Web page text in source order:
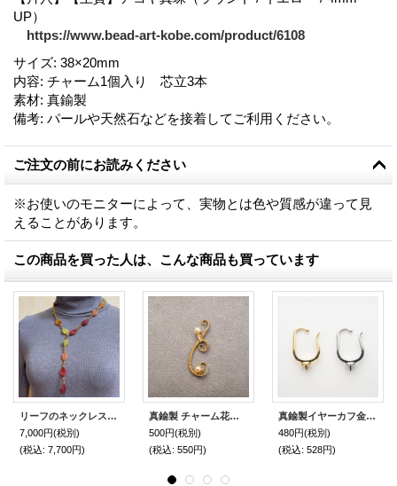
UP）
https://www.bead-art-kobe.com/product/6108
サイズ: 38×20mm
内容: チャーム1個入り 芯立3本
素材: 真鍮製
備考: パールや天然石などを接着してご利用ください。
ご注文の前にお読みください
※お使いのモニターによって、実物とは色や質感が違って見
えることがあります。
この商品を買った人は、こんな商品も買っています
リーフのネックレス by 加藤保子
7,000円(税別)
(税込: 7,700円)
真鍮製 チャーム花唐草（芯立 2）1個
500円(税別)
(税込: 550円)
真鍮製イヤーカフ金具（片耳用）芯立皿付(ニッケルフリー) 1個
480円(税別)
(税込: 528円)